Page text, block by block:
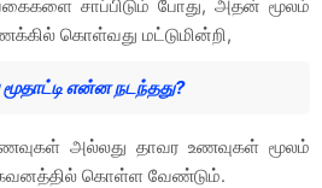
சாப்பிடும் போது, அதன் மூலம்
கொள்வது மட்டுமின்றி,
மூதாட்டி என்ன நடந்தது?
அல்லது தாவர உணவுகள் மூலம்
கவனத்தில் கொள்ள வேண்டும்.